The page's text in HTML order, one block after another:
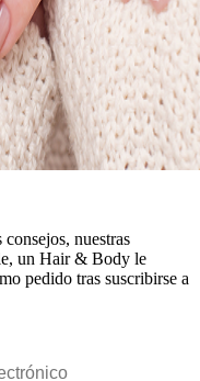
consejos, nuestras
un Hair & Body le
pedido tras suscribirse a